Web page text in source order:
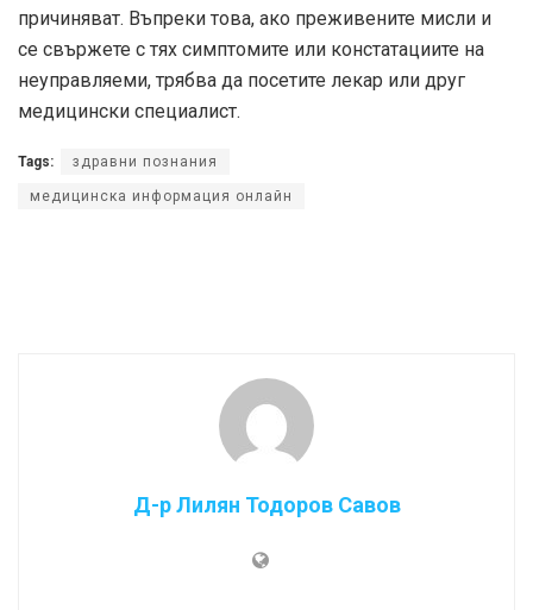
причиняват. Въпреки това, ако преживените мисли и
се свържете с тях симптомите или констатациите на
неуправляеми, трябва да посетите лекар или друг
медицински специалист.
Tags: здравни познания
медицинска информация онлайн
Д-р Лилян Тодоров Савов